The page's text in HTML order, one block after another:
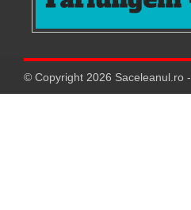
© Copyright 2026 Saceleanul.ro -